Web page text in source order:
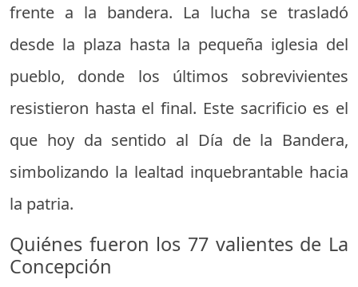
frente a la bandera. La lucha se trasladó
desde la plaza hasta la pequeña iglesia del
pueblo, donde los últimos sobrevivientes
resistieron hasta el final. Este sacrificio es el
que hoy da sentido al Día de la Bandera,
simbolizando la lealtad inquebrantable hacia
la patria.
Quiénes fueron los 77 valientes de La
Concepción